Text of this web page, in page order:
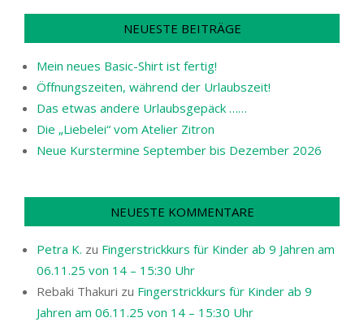
NEUESTE BEITRÄGE
Mein neues Basic-Shirt ist fertig!
Öffnungszeiten, während der Urlaubszeit!
Das etwas andere Urlaubsgepäck ……
Die „Liebelei“ vom Atelier Zitron
Neue Kurstermine September bis Dezember 2026
NEUESTE KOMMENTARE
Petra K. zu Fingerstrickkurs für Kinder ab 9 Jahren am
06.11.25 von 14 – 15:30 Uhr
Rebaki Thakuri zu Fingerstrickkurs für Kinder ab 9
Jahren am 06.11.25 von 14 – 15:30 Uhr